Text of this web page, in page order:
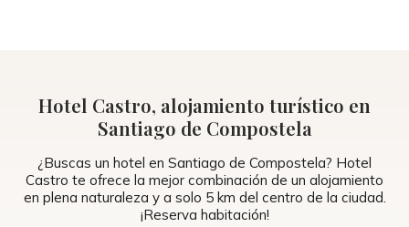
Hotel Castro, alojamiento turístico en
Santiago de Compostela
¿Buscas un hotel en Santiago de Compostela? Hotel
Castro te ofrece la mejor combinación de un alojamiento
en plena naturaleza y a solo 5 km del centro de la ciudad.
¡Reserva habitación!